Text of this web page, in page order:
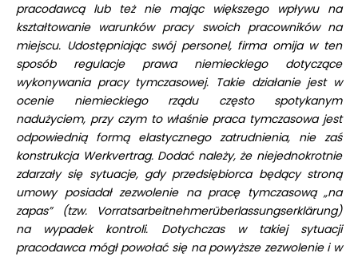
pracodawcą lub też nie mając większego wpływu na
kształtowanie warunków pracy swoich pracowników na
miejscu. Udostępniając swój personel, firma omija w ten
sposób regulacje prawa niemieckiego dotyczące
wykonywania pracy tymczasowej. Takie działanie jest w
ocenie niemieckiego rządu często spotykanym
nadużyciem, przy czym to właśnie praca tymczasowa jest
odpowiednią formą elastycznego zatrudnienia, nie zaś
konstrukcja Werkvertrag. Dodać należy, że niejednokrotnie
zdarzały się sytuacje, gdy przedsiębiorca będący stroną
umowy posiadał zezwolenie na pracę tymczasową „na
zapas” (tzw. Vorratsarbeitnehmerüberlassungserklärung)
na wypadek kontroli. Dotychczas w takiej sytuacji
pracodawca mógł powołać się na powyższe zezwolenie i w